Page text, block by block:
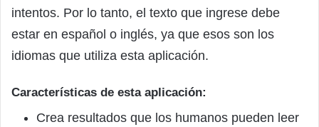
intentos. Por lo tanto, el texto que ingrese debe
estar en español o inglés, ya que esos son los
idiomas que utiliza esta aplicación.
Características de esta aplicación:
Crea resultados que los humanos pueden leer